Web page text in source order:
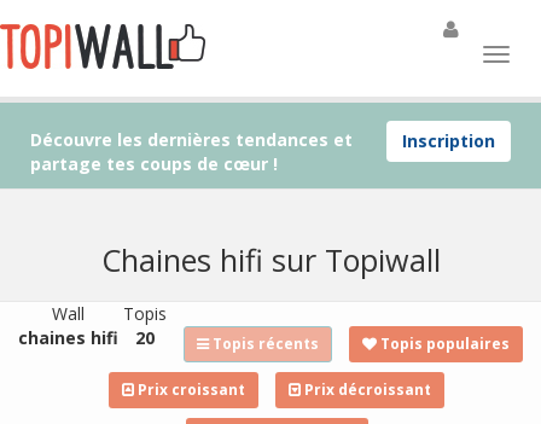
Inscription
Découvre les dernières tendances et
partage tes coups de cœur !
Chaines hifi sur Topiwall
Wall
chaines hifi
Topis
20
Topis récents Topis populaires
Prix croissant Prix décroissant